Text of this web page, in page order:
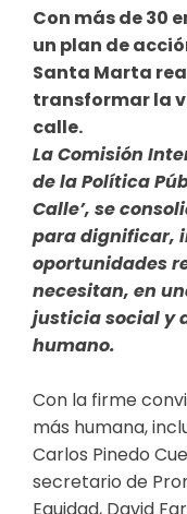
Con más de 30
un plan de
Santa Marta
transformar la
calle.
La Comisión
de la Política
Calle’, se
para dignificar,
oportunidades
necesitan, en
justicia social y
humano.
Con la firme
más humana,
Carlos Pinedo
secretario de